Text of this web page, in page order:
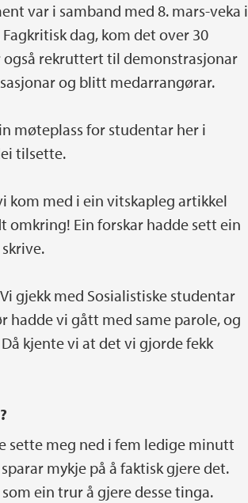
var i samband med 8. mars-veka i
dag, kom det over 30
også rekruttert til demonstrasjonar
og blitt medarrangørar.
møteplass for studentar her i
tilsette.
kom med i ein vitskapleg artikkel
Ein forskar hadde sett ein
gjekk med Sosialistiske studentar
hadde vi gått med same parole, og
kjente vi at det vi gjorde fekk
sette meg ned i fem ledige minutt
mykje på å faktisk gjere det.
ein trur å gjere desse tinga.